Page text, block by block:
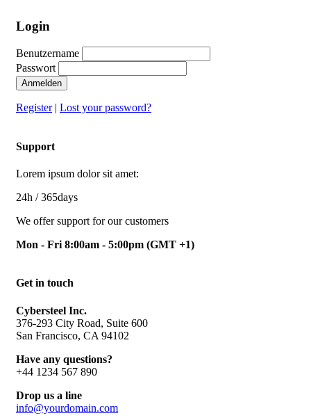
Login
Benutzername
Passwort
Anmelden
Register| Lost your password?
Support
Lorem ipsum dolor sit amet:
24h / 365days
We offer support for our customers
Mon - Fri 8:00am - 5:00pm (GMT +1)
Get in touch
Cybersteel Inc.
376-293 City Road, Suite 600
San Francisco, CA 94102
Have any questions?
+44 1234 567 890
Drop us a line
info@yourdomain.com